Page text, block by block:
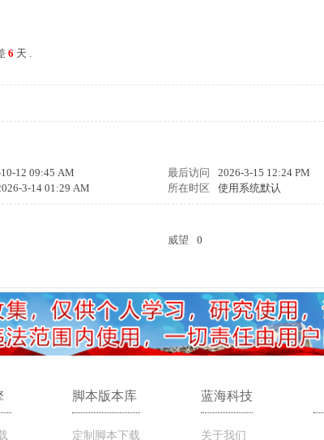
6 天 .
12 09:45 AM 最后访问
2026-3-15 12:24 PM
3-14 01:29 AM 所在时区 使用系统默认
威望
0
脚本版本库
定制脚本下载
蓝海科技
关于我们